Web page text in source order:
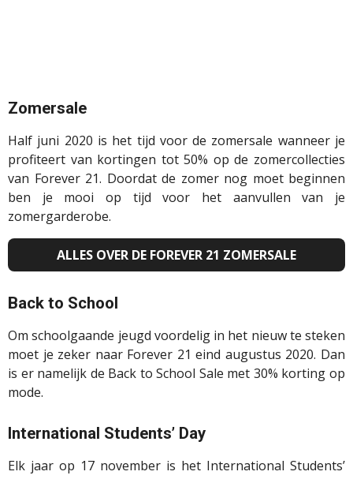
Zomersale
Half juni 2020 is het tijd voor de zomersale wanneer je
profiteert van kortingen tot 50% op de zomercollecties
van Forever 21. Doordat de zomer nog moet beginnen
ben je mooi op tijd voor het aanvullen van je
zomergarderobe.
ALLES OVER DE FOREVER 21 ZOMERSALE
Back to School
Om schoolgaande jeugd voordelig in het nieuw te steken
moet je zeker naar Forever 21 eind augustus 2020. Dan
is er namelijk de Back to School Sale met 30% korting op
mode.
International Students’ Day
Elk jaar op 17 november is het International Students’